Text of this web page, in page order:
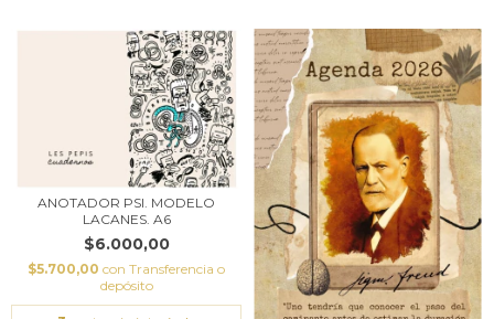
ANOTADOR PSI. MODELO
LACANES. A6
$6.000,00
$5.700,00 con Transferencia o
depósito